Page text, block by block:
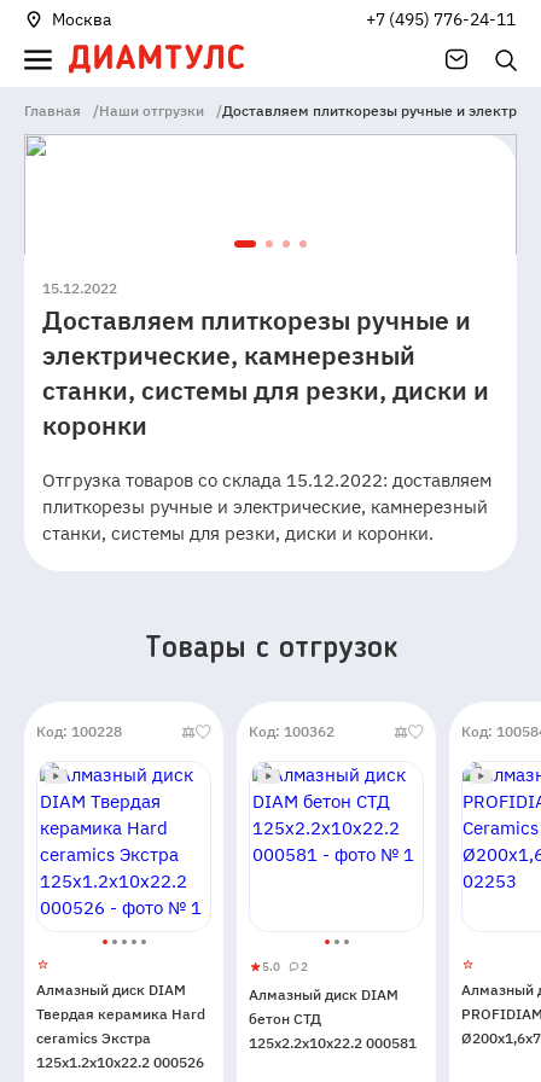
Москва +7 (495) 776-24-11
Главная /Наши отгрузки /Доставляем плиткорезы ручные и
15.12.2022
Доставляем плиткорезы ручные и
электрические, камнерезный
станки, системы для резки, диски и
коронки
Отгрузка товаров со склада 15.12.2022: доставляем
плиткорезы ручные и электрические, камнерезный
станки, системы для резки, диски и коронки.
Товары c отгрузок
Код: 100228
Алмазный диск DIAM
Твердая керамика Hard
ceramics Экстра
125x1.2x10x22.2 000526
Код: 100362
Алмазный
диск
DIAM
5.0
5
2 2
Алмазный диск DIAM
бетон СТД
125x2.2x10х22.2 000581
Код:
Алмазный